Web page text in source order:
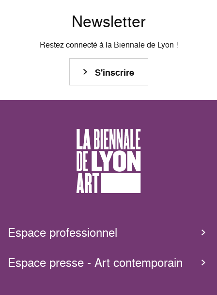
Newsletter
Restez connecté à la Biennale de Lyon !
S'inscrire
Espace professionnel
Espace presse - Art contemporain